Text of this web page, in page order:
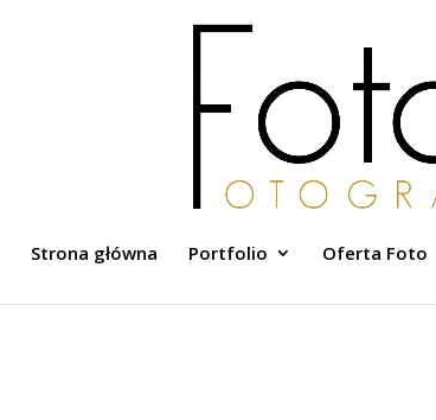
Strona główna Portfolio Oferta Foto